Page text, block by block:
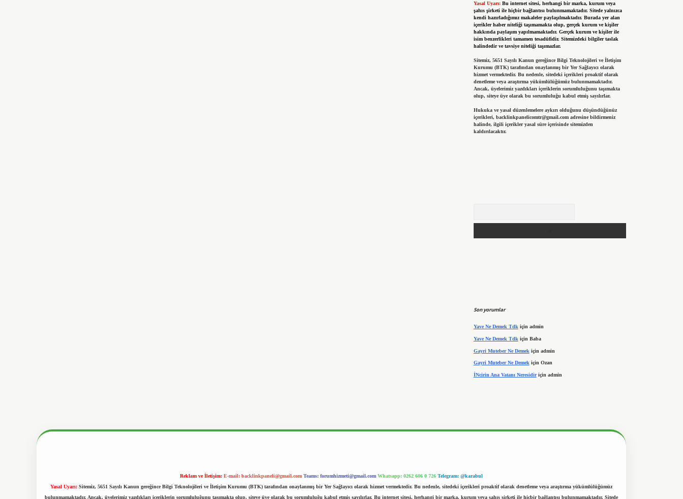
Yasal Uyarı: Bu internet sitesi, herhangi bir marka, kurum veya
şahıs şirketi ile hiçbir bağlantısı bulunmamaktadır. Sitede yalnızca
kendi hazırladığımız makaleler paylaşılmaktadır. Burada yer alan
içerikler haber niteliği taşımamakta olup, gerçek kurum ve kişiler
hakkında paylaşım yapılmamaktadır. Gerçek kurum ve kişiler ile
isim benzerlikleri tamamen tesadüfidir. Sitemizdeki bilgiler taslak
halindedir ve tavsiye niteliği taşımazlar.
Sitemiz, 5651 Sayılı Kanun gereğince Bilgi Teknolojileri ve İletişim
Kurumu (BTK) tarafından onaylanmış bir Yer Sağlayıcı olarak
hizmet vermektedir. Bu nedenle, sitedeki içerikleri proaktif olarak
denetleme veya araştırma yükümlülüğümüz bulunmamaktadır.
Ancak, üyelerimiz yazdıkları içeriklerin sorumluluğunu taşımakta
olup, siteye üye olarak bu sorumluluğu kabul etmiş sayılırlar.
Hukuka ve yasal düzenlemelere aykırı olduğunu düşündüğünüz
içerikleri, backlinkpanelicomtr@gmail.comadresine bildirmeniz
halinde, ilgili içerikler yasal süre içerisinde sitemizden
kaldırılacaktır.
Son yorumlar
Yave Ne Demek Tdkiçin admin
Yave Ne Demek Tdk için Baba
Gayri Muteber Ne Demek için admin
Gayri Muteber Ne Demek için Ozan
İNcirin Ana Vatanı Neresidiriçin admin
Reklam ve İletişim: E-mail: backlinkpaneli@gmail.com Teams: forumhizmeti@gmail.com Whatsapp: 0262 606 0 726 Telegram: @karabul
Yasal Uyarı: Sitemiz, 5651 Sayılı Kanun gereğince Bilgi Teknolojileri ve İletişim Kurumu (BTK) tarafından onaylanmış bir Yer Sağlayıcı olarak hizmet vermektedir. Bu nedenle, sitedeki içerikleri proaktif olarak denetleme veya araştırma yükümlülüğümüz
bulunmamaktadır. Ancak, üyelerimiz yazdıkları içeriklerin sorumluluğunu taşımakta olup, siteye üye olarak bu sorumluluğu kabul etmiş sayılırlar. Bu internet sitesi, herhangi bir marka, kurum veya şahıs şirketi ile hiçbir bağlantısı bulunmamaktadır. Sitede